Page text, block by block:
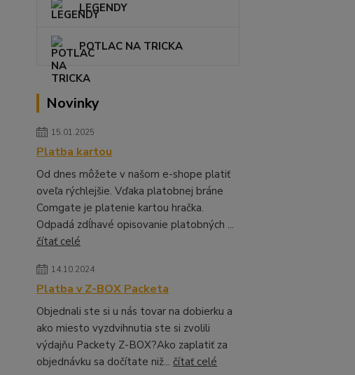
LEGENDY
POTLAC NA TRICKA
Novinky
15.01.2025
Platba kartou
Od dnes môžete v našom e-shope platiť
oveľa rýchlejšie. Vďaka platobnej bráne
Comgate je platenie kartou hračka.
Odpadá zdĺhavé opisovanie platobných ...
čítať celé
14.10.2024
Platba v Z-BOX Packeta
Objednali ste si u nás tovar na dobierku a
ako miesto vyzdvihnutia ste si zvolili
výdajňu Packety Z-BOX?Ako zaplatiť za
objednávku sa dočítate niž... čítať celé